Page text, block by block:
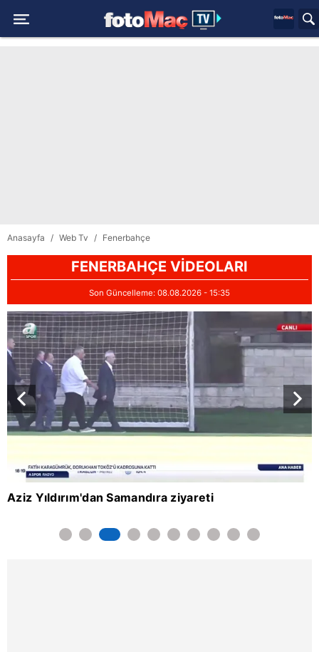
Anasayfa Web Tv Fenerbahçe
FENERBAHÇE VİDEOLARI
Son Güncelleme: 08.08.2026 - 15:35
Aziz Yıldırım'dan Samandıra ziyareti